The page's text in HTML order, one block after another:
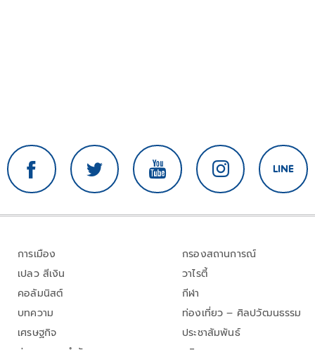
การเมือง
เปลว สีเงิน
คอลัมนิสต์
บทความ
เศรษฐกิจ
กรองสถานการณ์
วาไรตี้
กีฬา
ท่องเที่ยว – ศิลปวัฒนธรรม
ประชาสัมพันธ์